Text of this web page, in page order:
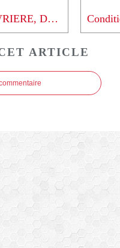
AVEC FORCE OUVRIERE, DÉFENDONS NOS RETRAITES - 070410
ARTICLE